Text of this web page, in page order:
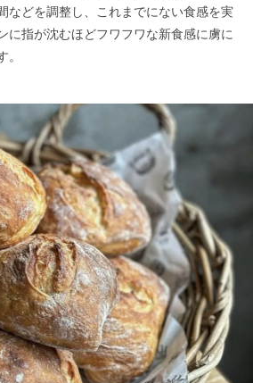
などを調整し、これまでにない食感を実
に指が沈むほどフワフワな新食感に虜に
。